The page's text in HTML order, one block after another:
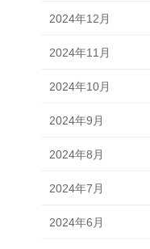
2024年12月
2024年11月
2024年10月
2024年9月
2024年8月
2024年7月
2024年6月